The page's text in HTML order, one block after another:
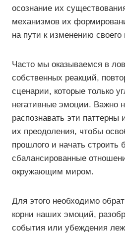
осознание их
механизмов их
на пути к изменению своего
Часто мы оказываемся в
собственных реакций,
сценарии, которые только
негативные эмоции. Важно
распознавать эти паттерны
их преодоления, чтобы
прошлого и начать строить
сбалансированные
окружающим миром.
Для этого необходимо
корни наших эмоций,
события или убеждения